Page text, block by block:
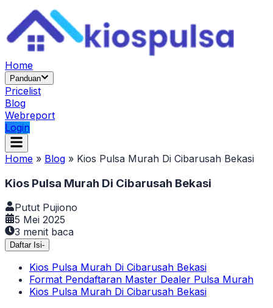
Home
Panduan
Pricelist
Blog
Webreport
Login
Home » Blog » Kios Pulsa Murah Di Cibarusah Bekasi
Kios Pulsa Murah Di Cibarusah Bekasi
Putut Pujiono
5 Mei 2025
3 menit baca
Daftar Isi-
Kios Pulsa Murah Di Cibarusah Bekasi
Format Pendaftaran Master Dealer Pulsa Murah
Kios Pulsa Murah Di Cibarusah Bekasi